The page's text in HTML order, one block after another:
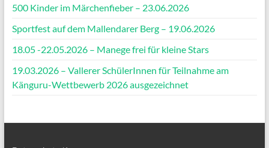
500 Kinder im Märchenfieber – 23.06.2026
Sportfest auf dem Mallendarer Berg – 19.06.2026
18.05 -22.05.2026 – Manege frei für kleine Stars
19.03.2026 – Vallerer SchülerInnen für Teilnahme am
Känguru-Wettbewerb 2026 ausgezeichnet